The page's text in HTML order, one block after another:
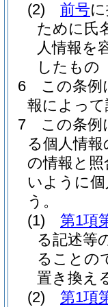
(2)
前号
ために氏
人情報を
したもの
6
この条例
報によっ
7
この条例
る個人情
の情報と
いように
う。
(1)
第1項
る記述等
ることの
置き換え
(2)
第1項